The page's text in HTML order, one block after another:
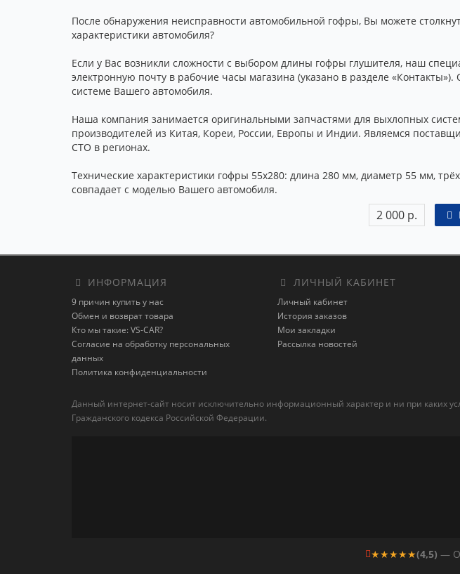
После обнаружения неисправности автомобильной гофры, Вы можете
характеристики автомобиля?
Если у Вас возникли сложности с выбором длины гофры глушителя, наш
электронную почту в рабочие часы магазина (указано в разделе
системе Вашего автомобиля.
Наша компания занимается оригинальными запчастями для выхлопных
производителей из Китая, Кореи, России, Европы и Индии. Являемся
СТО в регионах.
Технические характеристики гофры 55x280: длина 280 мм, диаметр 55 мм,
совпадает с моделью Вашего автомобиля.
2 000 р.
ИНФОРМАЦИЯ
9 причин купить у нас
Обмен и возврат товара
Кто мы такие: VS-CAR?
Согласие на обработку персональных
данных
Политика конфиденциальности
ЛИЧНЫЙ КАБИНЕТ
Личный кабинет
История заказов
Мои закладки
Рассылка новостей
Данный интернет-сайт носит исключительно информационный характер и ни при каких
Гражданского кодекса Российской Федерации.
★★★★★(4,5) —